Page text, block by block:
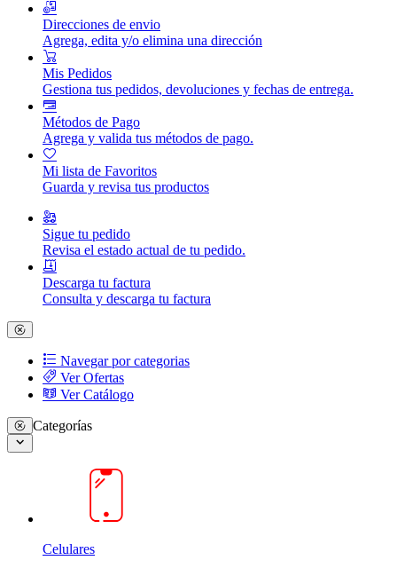
Direcciones de envio
Agrega, edita y/o elimina una dirección
Mis Pedidos
Gestiona tus pedidos, devoluciones y fechas de entrega.
Métodos de Pago
Agrega y valida tus métodos de pago.
Mi lista de Favoritos
Guarda y revisa tus productos
Sigue tu pedido
Revisa el estado actual de tu pedido.
Descarga tu factura
Consulta y descarga tu factura
Navegar por categorias
Ver Ofertas
Ver Catálogo
Categorías
Celulares